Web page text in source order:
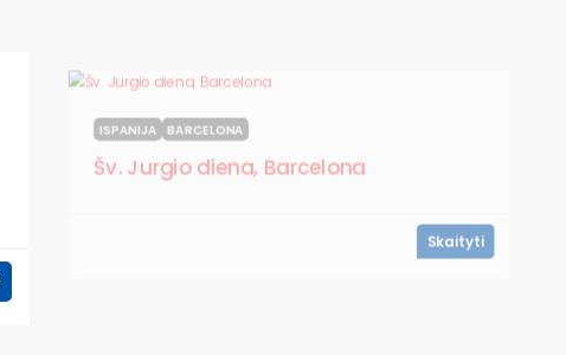
ISPANIJA BARCELONA
Šv. Jurgio diena, Barcelona
Skaityti